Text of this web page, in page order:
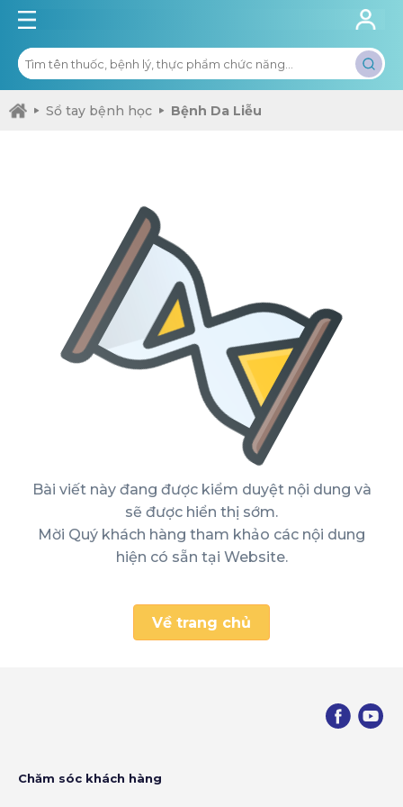
Sổ tay bệnh học Bệnh Da Liễu
Bài viết này đang được kiểm duyệt nội dung và
sẽ được hiển thị sớm.
Mời Quý khách hàng tham khảo các nội dung
hiện có sẵn tại Website.
Về trang chủ
Chăm sóc khách hàng